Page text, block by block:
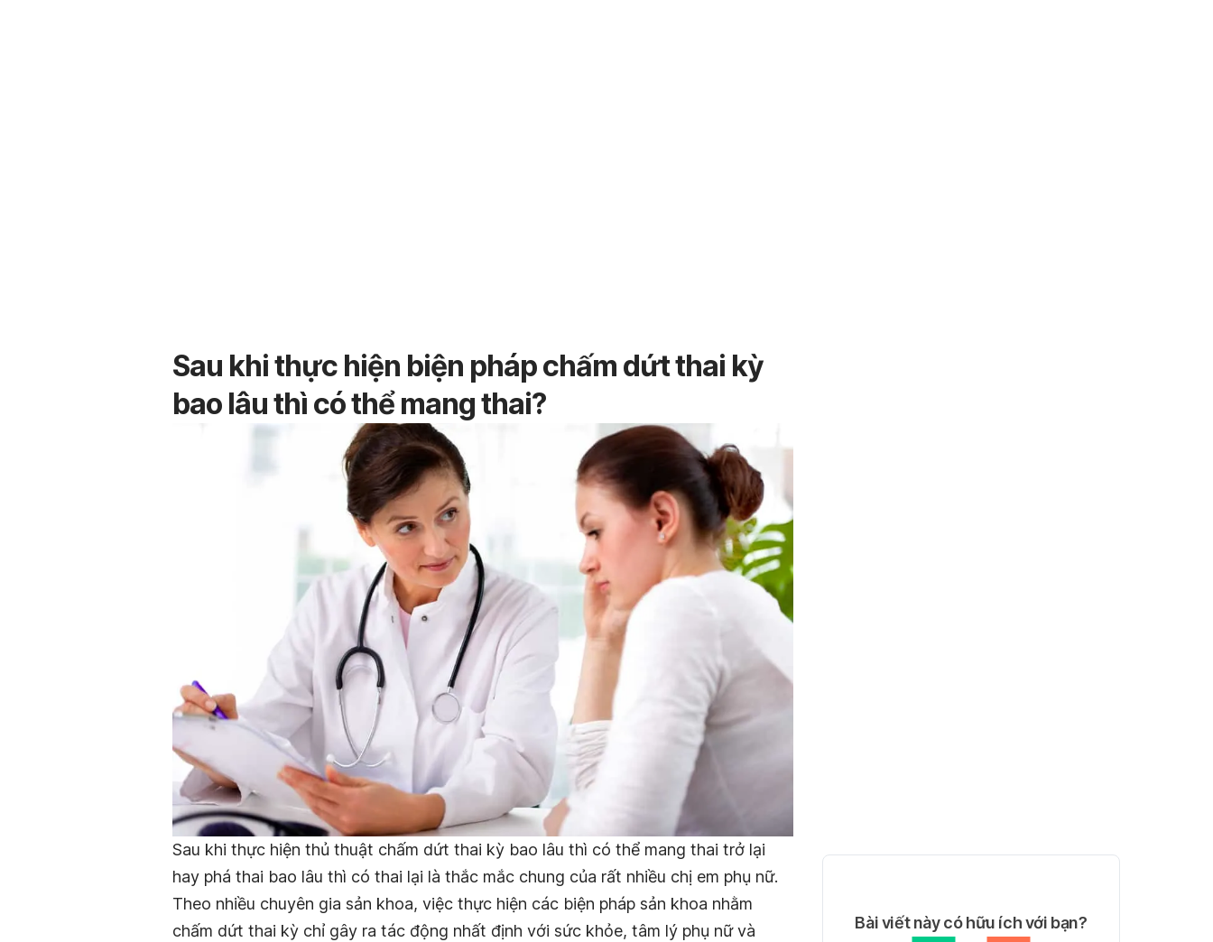
Sau khi thực hiện biện pháp chấm dứt thai kỳ
bao lâu thì có thể mang thai?
Sau khi thực hiện thủ thuật chấm dứt thai kỳ bao lâu thì có thể mang thai trở lại
hay phá thai bao lâu thì có thai lại là thắc mắc chung của rất nhiều chị em phụ nữ.
Theo nhiều chuyên gia sản khoa, việc thực hiện các biện pháp sản khoa nhằm
chấm dứt thai kỳ chỉ gây ra tác động nhất định với sức khỏe, tâm lý phụ nữ và
Bài viết này có hữu ích với bạn?